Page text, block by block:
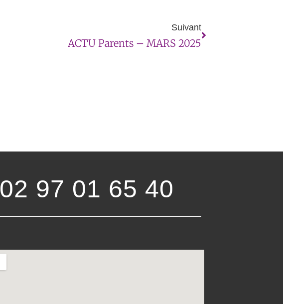
Suivant
ACTU Parents – MARS 2025
97 01 65 40